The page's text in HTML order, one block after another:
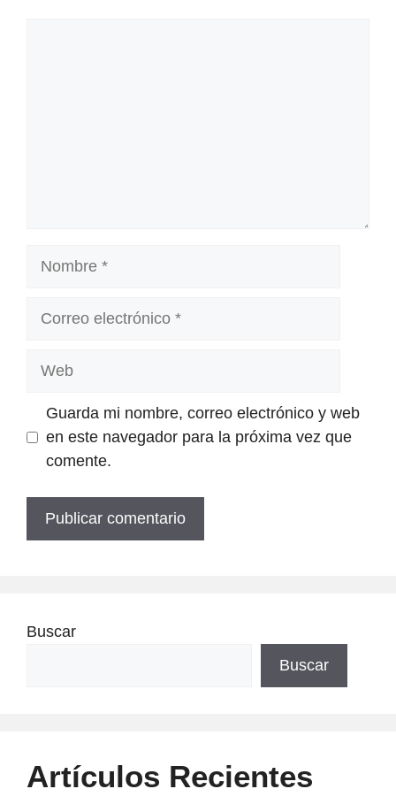
Guarda mi nombre, correo electrónico y web
en este navegador para la próxima vez que
comente.
Buscar
Buscar
Artículos Recientes